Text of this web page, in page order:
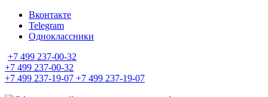
Вконтакте
Telegram
Одноклассники
+7 499 237-00-32
+7 499 237-00-32
+7 499 237-19-07 +7 499 237-19-07